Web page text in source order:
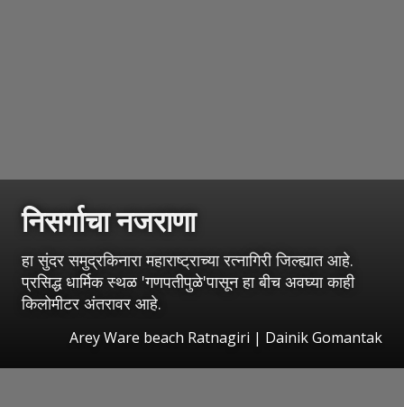
निसर्गाचा नजराणा
हा सुंदर समुद्रकिनारा महाराष्ट्राच्या रत्नागिरी जिल्ह्यात आहे.
प्रसिद्ध धार्मिक स्थळ 'गणपतीपुळे'पासून हा बीच अवघ्या काही
किलोमीटर अंतरावर आहे.
Arey Ware beach Ratnagiri | Dainik Gomantak